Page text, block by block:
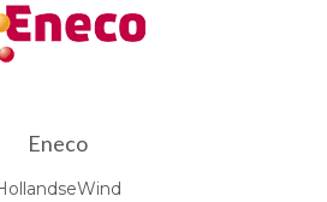
Eneco